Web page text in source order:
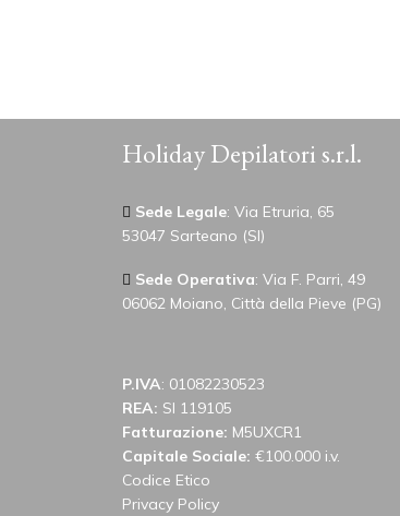
Holiday Depilatori s.r.l.
Sede Legale: Via Etruria, 65
53047 Sarteano (SI)
Sede Operativa: Via F. Parri, 49
06062 Moiano, Città della Pieve (PG)
P.IVA: 01082230523
REA: SI 119105
Fatturazione: M5UXCR1
Capitale Sociale: €100.000 i.v.
Codice Etico
Privacy Policy